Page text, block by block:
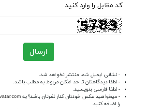
کد مقابل را وارد کنید
ارسال
- نشانی ایمیل شما منتشر نخواهد شد.
- لطفا دیدگاهتان تا حد امکان مربوط به مطلب باشد.
- لطفا فارسی بنویسید.
- میخواهید عکس خودتان کنار نظرتان باشد؟ به
را اضافه کنید.